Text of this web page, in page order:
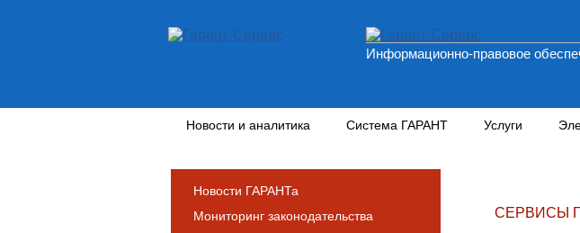
Информационно-правовое
Новости и аналитика Система ГАРАНТ Услуги
Новости ГАРАНТа
Мониторинг законодательства
СЕРВИСЫ